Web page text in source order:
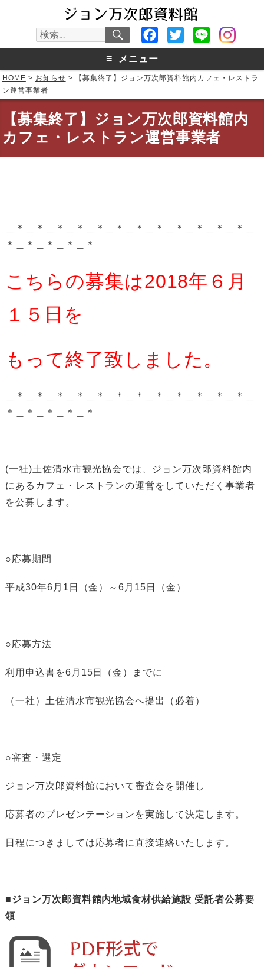
検
索:
検
索
Facebook
Twitter Line
≡ メニュー
HOME > お知らせ >
【募集終了】ジョン万次郎資料館内カフェ・レストラ
ン運営事業者
【募集終了】ジョン万次郎資料館内
カフェ・レストラン運営事業者
＿＊＿＊＿＊＿＊＿＊＿＊＿＊＿＊＿＊＿＊＿＊＿＊＿
＊＿＊＿＊＿＊＿＊
こちらの募集は2018年６月
１５日を
もって終了致しました。
＿＊＿＊＿＊＿＊＿＊＿＊＿＊＿＊＿＊＿＊＿＊＿＊＿
＊＿＊＿＊＿＊＿＊
(一社)土佐清水市観光協会では、ジョン万次郎資料館内
にあるカフェ・レストランの運営をしていただく事業者
を公募します。
○応募期間
平成30年6月1日（金）～6月15日（金）
○応募方法
利用申込書を6月15日（金）までに
（一社）土佐清水市観光協会へ提出（必着）
○審査・選定
ジョン万次郎資料館において審査会を開催し
応募者のプレゼンテーションを実施して決定します。
日程につきましては応募者に直接連絡いたします。
■ジョン万次郎資料館内地域食材供給施設 受託者公募要
領